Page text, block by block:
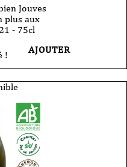
Jouves
plus aux
- 75cl
! AJOUTER